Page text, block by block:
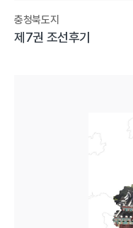
충청북도지
제7권 조선후기